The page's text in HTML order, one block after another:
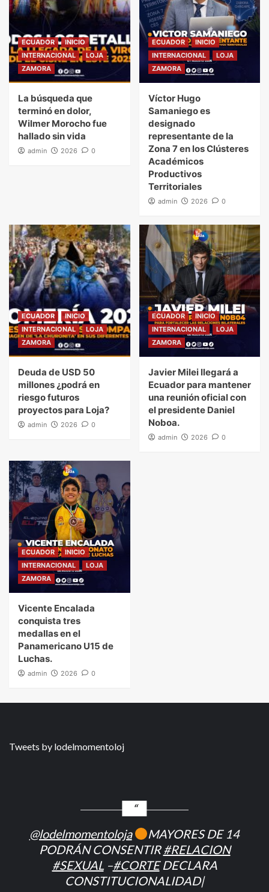
ECUADOR
INICIO
INTERNACIONAL
LOJA
ZAMORA
La búsqueda que
terminó en dolor,
Wilmer Morocho fue
hallado sin vida
admin 2026 0
ECUADOR
INICIO
INTERNACIONAL
LOJA
ZAMORA
Víctor Hugo
Samaniego es
designado
representante de la
Zona 7 en los Clústeres
Académicos
Productivos
Territoriales
admin 2026 0
ECUADOR
INICIO
INTERNACIONAL
LOJA
ZAMORA
Deuda de USD 50
millones ¿podrá en
riesgo futuros
proyectos para Loja?
admin 2026 0
ECUADOR
INICIO
INTERNACIONAL
LOJA
ZAMORA
Javier Milei llegará a
Ecuador para mantener
una reunión oficial con
el presidente Daniel
Noboa.
admin 2026 0
ECUADOR
INICIO
INTERNACIONAL
LOJA
ZAMORA
Vicente Encalada
conquista tres
medallas en el
Panamericano U15 de
Luchas.
admin 2026 0
Tweets by lodelmomentoloj
@lodelmomentoloja
MAYORES DE 14
PODRÁN CONSENTIR#RELACION
#SEXUAL–#CORTEDECLARA
CONSTITUCIONALIDAD|